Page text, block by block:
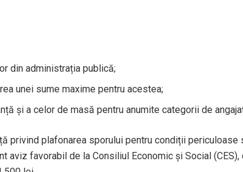
din administrația publică;
unei sume maxime pentru acestea;
și a celor de masă pentru anumite categorii de
privind plafonarea sporului pentru condiții periculoase
aviz favorabil de la Consiliul Economic și Social